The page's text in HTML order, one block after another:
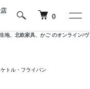
地、北欧家具、かご のオンライン/ヴ
0
トル・フライパン